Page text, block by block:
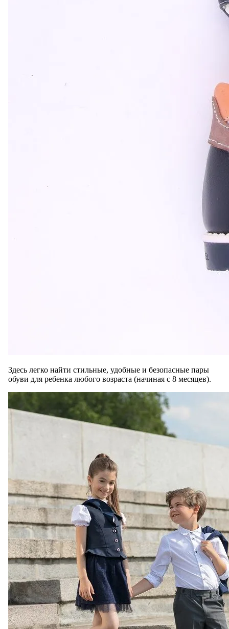
Здесь легко найти стильные, удобные и безопасные пары
обуви для ребенка любого возраста (начиная с 8 месяцев).